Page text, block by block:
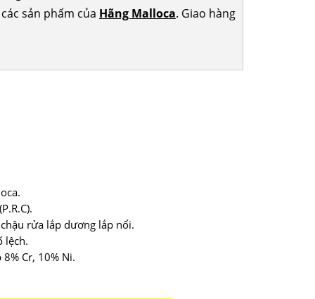
sản phẩm của Hãng Malloca. Giao hàng
rửa lắp dương lắp nổi.
lệch.
Cr, 10% Ni.